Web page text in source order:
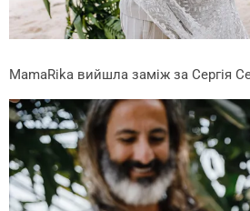
MamaRika вийшла заміж за Сергія